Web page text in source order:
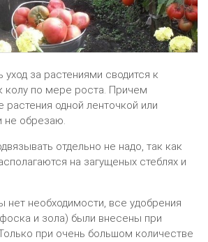
за растениями сводится к
колу по мере роста. Причем
растения одной ленточкой или
не обрезаю.
отдельно не надо, так как
на загущеных стеблях и
нет необходимости, все удобрения
и зола) были внесены при
при очень большом количестве